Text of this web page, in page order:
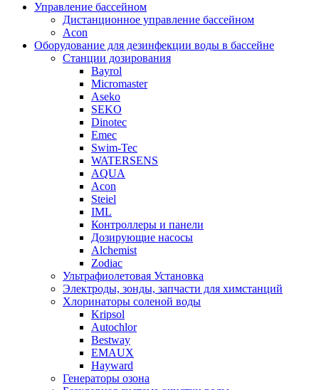
Управление бассейном
Дистанционное управление бассейном
Acon
Оборудование для дезинфекции воды в бассейне
Станции дозирования
Bayrol
Micromaster
Aseko
SEKO
Dinotec
Emec
Swim-Tec
WATERSENS
AQUA
Acon
Steiel
IML
Контроллеры и панели
Дозирующие насосы
Alchemist
Zodiac
Ультрафиолетовая Установка
Электроды, зонды, запчасти для химстанций
Хлоринаторы соленой воды
Kripsol
Autochlor
Bestway
EMAUX
Hayward
Генераторы озона